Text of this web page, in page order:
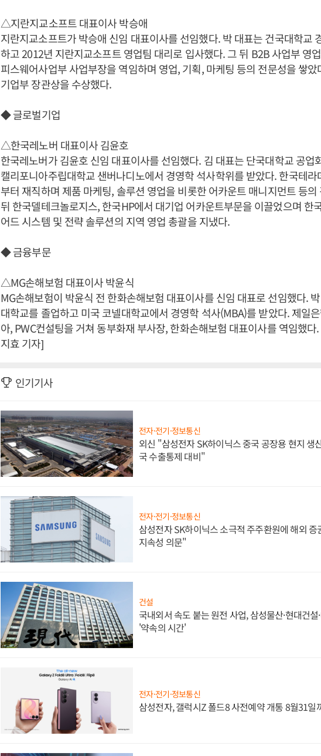
△지란지교소프트 대표이사 박승애
지란지교소프트가 박승애 신임 대표이사를 선임했다. 박 대표는 건국대학교
하고 2012년 지란지교소프트 영업팀 대리로 입사했다. 그 뒤 B2B 사업부 영
피스웨어사업부 사업부장을 역임하며 영업, 기획, 마케팅 등의 전문성을 쌓
기업부 장관상을 수상했다.
◆ 글로벌기업
△한국레노버 대표이사 김윤호
한국레노버가 김윤호 신임 대표이사를 선임했다. 김 대표는 단국대학교 공업
캘리포니아주립대학교 샌버나디노에서 경영학 석사학위를 받았다. 한국테
부터 재직하며 제품 마케팅, 솔루션 영업을 비롯한 어카운트 매니지먼트 등의
뒤 한국델테크놀로지스, 한국HP에서 대기업 어카운트부문을 이끌었으며 한
어드 시스템 및 전략 솔루션의 지역 영업 총괄을 지냈다.
◆ 금융부문
△MG손해보험 대표이사 박윤식
MG손해보험이 박윤식 전 한화손해보험 대표이사를 신임 대표로 선임했다.
대학교를 졸업하고 미국 코넬대학교에서 경영학 석사(MBA)를 받았다. 제일
아, PWC컨설팅을 거쳐 동부화재 부사장, 한화손해보험 대표이사를 역임했다
지효 기자]
인기기사
전자·전기·정보통신
외신 "삼성전자 SK하이닉스 중국 공장용 현지 생
국 수출통제 대비"
전자·전기·정보통신
삼성전자 SK하이닉스 소극적 주주환원에 해외
지속성 의문"
건설
국내외서 속도 붙는 원전 사업, 삼성물산·현대건
'약속의 시간'
전자·전기·정보통신
삼성전자, 갤럭시Z 폴드8 사전예약 개통 8월31일